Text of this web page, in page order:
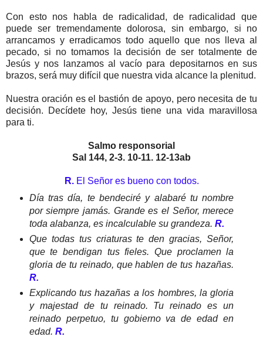
Con esto nos habla de radicalidad, de radicalidad que
puede ser tremendamente dolorosa, sin embargo, si no
arrancamos y erradicamos todo aquello que nos lleva al
pecado, si no tomamos la decisión de ser totalmente de
Jesús y nos lanzamos al vacío para depositarnos en sus
brazos, será muy difícil que nuestra vida alcance la plenitud.
Nuestra oración es el bastión de apoyo, pero necesita de tu
decisión. Decídete hoy, Jesús tiene una vida maravillosa
para ti.
Salmo responsorial
Sal 144, 2-3. 10-11. 12-13ab
R.El Señor es bueno con todos.
Día tras día, te bendeciré y alabaré tu nombre
por siempre jamás. Grande es el Señor, merece
toda alabanza, es incalculable su grandeza. R.
Que todas tus criaturas te den gracias, Señor,
que te bendigan tus fieles. Que proclamen la
gloria de tu reinado, que hablen de tus hazañas.
R.
Explicando tus hazañas a los hombres, la gloria
y majestad de tu reinado. Tu reinado es un
reinado perpetuo, tu gobierno va de edad en
edad. R.